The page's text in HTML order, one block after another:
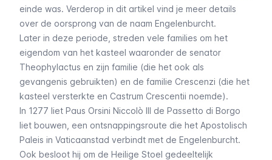
einde was. Verderop in dit artikel vind je meer details
over de oorsprong van de naam Engelenburcht.
Later in deze periode, streden vele families om het
eigendom van het kasteel waaronder de senator
Theophylactus en zijn familie (die het ook als
gevangenis gebruikten) en de familie Crescenzi (die het
kasteel versterkte en Castrum Crescentii noemde).
In 1277 liet Paus Orsini Niccolò III de Passetto di Borgo
liet bouwen, een ontsnappingsroute die het Apostolisch
Paleis in Vaticaanstad verbindt met de Engelenburcht.
Ook besloot hij om de Heilige Stoel gedeeltelijk